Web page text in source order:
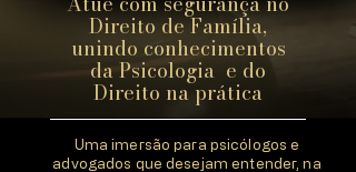
Direito de Família,
unindo conhecimentos
da Psicologia e do
Direito na prática
Uma imersão para psicólogos e
advogados que desejam entender, na